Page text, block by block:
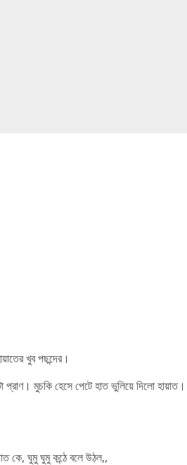
খুব পছন্দের।
মুচকি হেসে পেটে হাত ভুলিয়ে দিলো হায়াত।
কে, ঘুমু ঘুমু কন্ঠে বলে উঠল,,